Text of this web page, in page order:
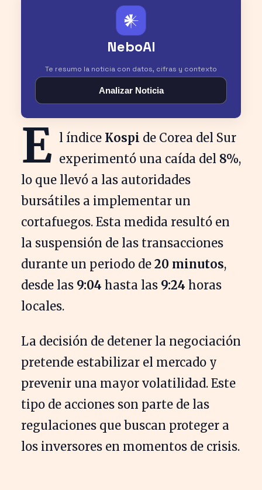
𒀭
NeboAI
Te resumo la noticia con datos, cifras y contexto
Analizar Noticia
E l índice Kospi de Corea del Sur
experimentó una caída del 8%,
lo que llevó a las autoridades
bursátiles a implementar un
cortafuegos. Esta medida resultó en
la suspensión de las transacciones
durante un periodo de 20 minutos,
desde las 9:04 hasta las 9:24 horas
locales.
La decisión de detener la negociación
pretende estabilizar el mercado y
prevenir una mayor volatilidad. Este
tipo de acciones son parte de las
regulaciones que buscan proteger a
los inversores en momentos de crisis.